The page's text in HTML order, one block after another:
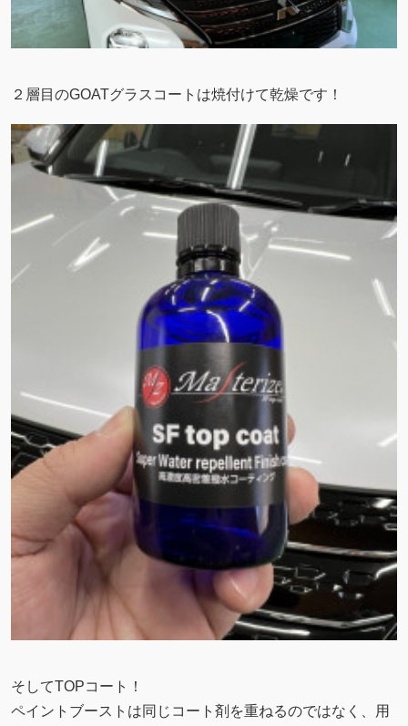
２層目のGOATグラスコートは焼付けて乾燥です！
そしてTOPコート！
ペイントブーストは同じコート剤を重ねるのではなく、用